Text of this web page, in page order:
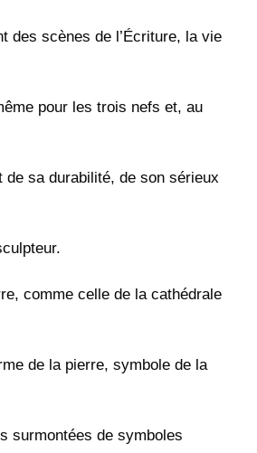
des scènes de l’Écriture, la vie
pour les trois nefs et, au
sa durabilité, de son sérieux
comme celle de la cathédrale
de la pierre, symbole de la
surmontées de symboles